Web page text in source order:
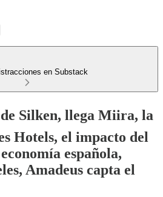
en Substack
Silken, llega Miira, la
Hotels, el impacto del
española,
Amadeus capta el